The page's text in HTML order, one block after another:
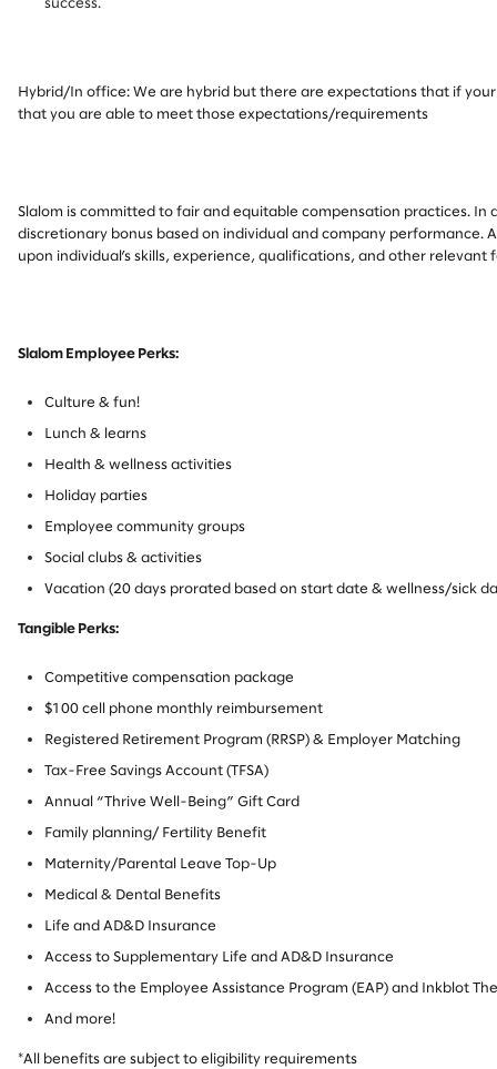
success.
Hybrid/In office: We are hybrid but there are expectations that if
that you are able to meet those expectations/requirements
Slalom is committed to fair and equitable compensation practices. In
discretionary bonus based on individual and company performance.
upon individual’s skills, experience, qualifications, and other relevant
Slalom Employee Perks:
Culture & fun!
Lunch & learns
Health & wellness activities
Holiday parties
Employee community groups
Social clubs & activities
Vacation (20 days prorated based on start date & wellness/sick
Tangible Perks:
Competitive compensation package
$100 cell phone monthly reimbursement
Registered Retirement Program (RRSP) & Employer Matching
Tax-Free Savings Account (TFSA)
Annual “Thrive Well-Being” Gift Card
Family planning/ Fertility Benefit
Maternity/Parental Leave Top-Up
Medical & Dental Benefits
Life and AD&D Insurance
Access to Supplementary Life and AD&D Insurance
Access to the Employee Assistance Program (EAP) and Inkblot
And more!
*All benefits are subject to eligibility requirements